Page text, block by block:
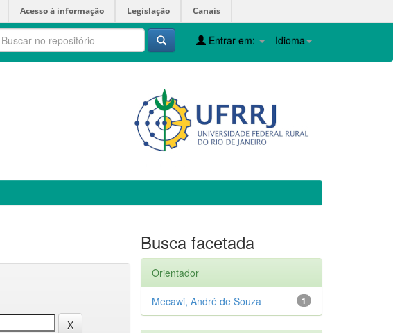
Acesso à informação Legislação Canais
Idioma
Entrar em:
Busca facetada
Orientador
1
Mecawi, André de Souza